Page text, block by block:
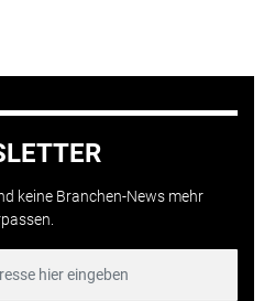
keine Branchen-News mehr